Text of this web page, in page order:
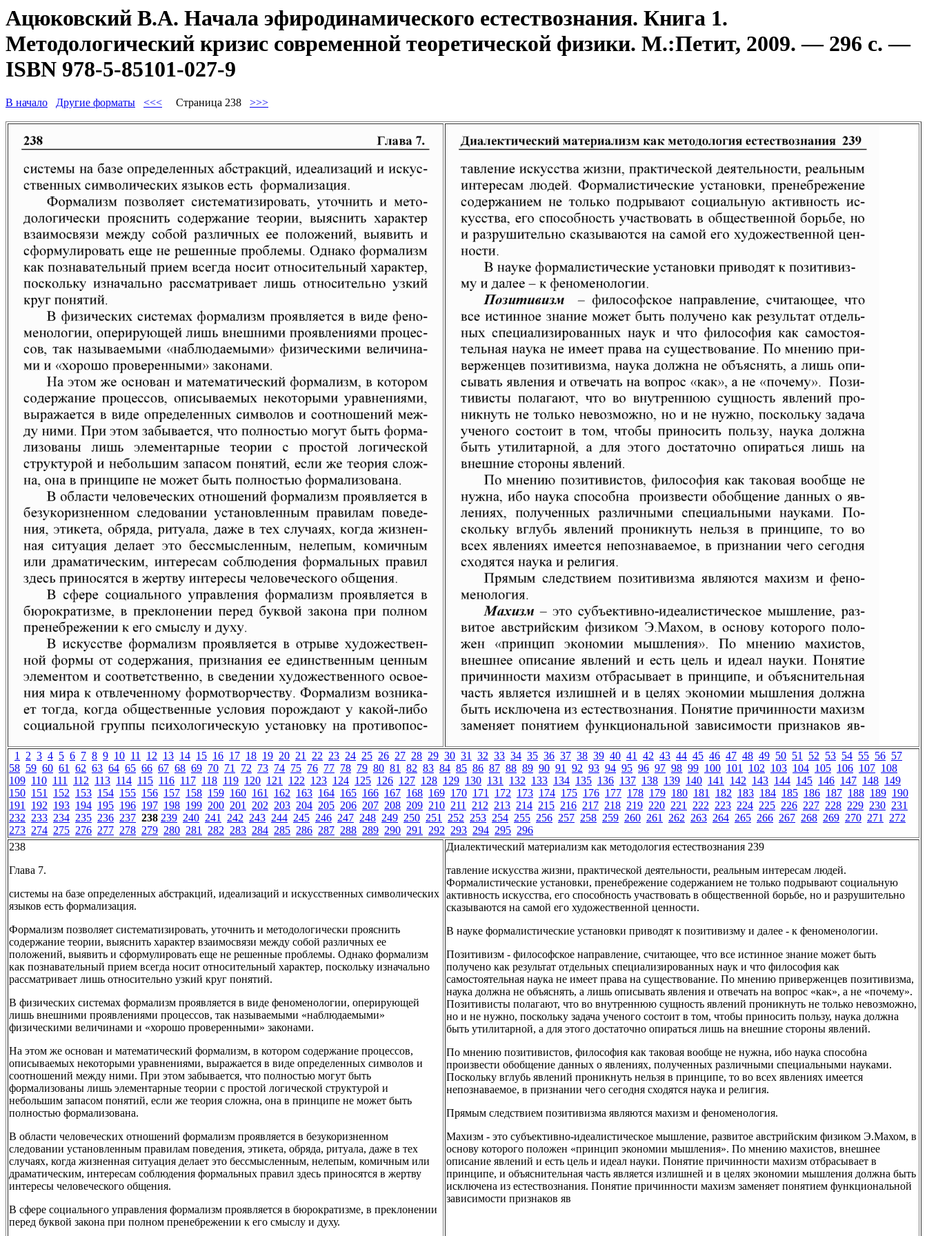
Ацюковский В.А. Начала эфиродинамического естествознания. Книга 1.
Методологический кризис современной теоретической физики. М.:Петит, 2009. — 296 с. —
ISBN 978-5-85101-027-9
В начало Другие форматы <<< Страница 238 >>>
1 2 3 4 5 6 7 8 9 10 11 12 13 14 15 16 17 18 19 20 21 22 23 24 25 26 27 28 29 30 31 32 33 34 35 36 37 38 39 40 41 42 43 44 45 46 47 48 49 50 51 52 53 54 55 56 57
58 59 60 61 62 63 64 65 66 67 68 69 70 71 72 73 74 75 76 77 78 79 80 81 82 83 84 85 86 87 88 89 90 91 92 93 94 95 96 97 98 99 100 101 102 103 104 105 106 107 108
109 110 111 112 113 114 115 116 117 118 119 120 121 122 123 124 125 126 127 128 129 130 131 132 133 134 135 136 137 138 139 140 141 142 143 144 145 146 147 148 149
150 151 152 153 154 155 156 157 158 159 160 161 162 163 164 165 166 167 168 169 170 171 172 173 174 175 176 177 178 179 180 181 182 183 184 185 186 187 188 189 190
191 192 193 194 195 196 197 198 199 200 201 202 203 204 205 206 207 208 209 210 211 212 213 214 215 216 217 218 219 220 221 222 223 224 225 226 227 228 229 230 231
232 233 234 235 236 237 238 239 240 241 242 243 244 245 246 247 248 249 250 251 252 253 254 255 256 257 258 259 260 261 262 263 264 265 266 267 268 269 270 271 272
273 274 275 276 277 278 279 280 281 282 283 284 285 286 287 288 289 290 291 292 293 294 295 296
238
Глава 7.
системы на базе определенных абстракций, идеализаций и искусственных символических
языков есть формализация.
Формализм позволяет систематизировать, уточнить и методологически прояснить
содержание теории, выяснить характер взаимосвязи между собой различных ее
положений, выявить и сформулировать еще не решенные проблемы. Однако формализм
как познавательный прием всегда носит относительный характер, поскольку изначально
рассматривает лишь относительно узкий круг понятий.
В физических системах формализм проявляется в виде феноменологии, оперирующей
лишь внешними проявлениями процессов, так называемыми «наблюдаемыми»
физическими величинами и «хорошо проверенными» законами.
На этом же основан и математический формализм, в котором содержание процессов,
описываемых некоторыми уравнениями, выражается в виде определенных символов и
соотношений между ними. При этом забывается, что полностью могут быть
формализованы лишь элементарные теории с простой логической структурой и
небольшим запасом понятий, если же теория сложна, она в принципе не может быть
полностью формализована.
В области человеческих отношений формализм проявляется в безукоризненном
следовании установленным правилам поведения, этикета, обряда, ритуала, даже в тех
случаях, когда жизненная ситуация делает это бессмысленным, нелепым, комичным или
драматическим, интересам соблюдения формальных правил здесь приносятся в жертву
интересы человеческого общения.
В сфере социального управления формализм проявляется в бюрократизме, в преклонении
перед буквой закона при полном пренебрежении к его смыслу и духу.
Диалектический материализм как методология естествознания 239
тавление искусства жизни, практической деятельности, реальным интересам людей.
Формалистические установки, пренебрежение содержанием не только подрывают социальную
активность искусства, его способность участвовать в общественной борьбе, но и разрушительно
сказываются на самой его художественной ценности.
В науке формалистические установки приводят к позитивизму и далее - к феноменологии.
Позитивизм - философское направление, считающее, что все истинное знание может быть
получено как результат отдельных специализированных наук и что философия как
самостоятельная наука не имеет права на существование. По мнению приверженцев позитивизма,
наука должна не объяснять, а лишь описывать явления и отвечать на вопрос «как», а не «почему».
Позитивисты полагают, что во внутреннюю сущность явлений проникнуть не только невозможно,
но и не нужно, поскольку задача ученого состоит в том, чтобы приносить пользу, наука должна
быть утилитарной, а для этого достаточно опираться лишь на внешние стороны явлений.
По мнению позитивистов, философия как таковая вообще не нужна, ибо наука способна
произвести обобщение данных о явлениях, полученных различными специальными науками.
Поскольку вглубь явлений проникнуть нельзя в принципе, то во всех явлениях имеется
непознаваемое, в признании чего сегодня сходятся наука и религия.
Прямым следствием позитивизма являются махизм и феноменология.
Махизм - это субъективно-идеалистическое мышление, развитое австрийским физиком Э.Махом, в
основу которого положен «принцип экономии мышления». По мнению махистов, внешнее
описание явлений и есть цель и идеал науки. Понятие причинности махизм отбрасывает в
принципе, и объяснительная часть является излишней и в целях экономии мышления должна быть
исключена из естествознания. Понятие причинности махизм заменяет понятием функциональной
зависимости признаков яв